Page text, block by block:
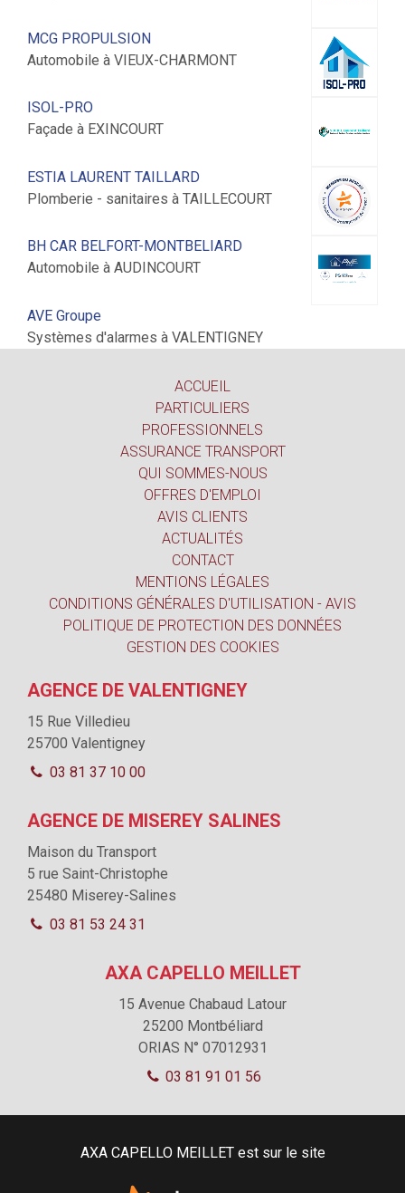
MCG PROPULSION
Automobile à VIEUX-CHARMONT
ISOL-PRO
Façade à EXINCOURT
ESTIA LAURENT TAILLARD
Plomberie - sanitaires à TAILLECOURT
BH CAR BELFORT-MONTBELIARD
Automobile à AUDINCOURT
AVE Groupe
Systèmes d'alarmes à VALENTIGNEY
ACCUEIL
PARTICULIERS
PROFESSIONNELS
ASSURANCE TRANSPORT
QUI SOMMES-NOUS
OFFRES D'EMPLOI
AVIS CLIENTS
ACTUALITÉS
CONTACT
MENTIONS LÉGALES
CONDITIONS GÉNÉRALES D'UTILISATION - AVIS
POLITIQUE DE PROTECTION DES DONNÉES
GESTION DES COOKIES
AGENCE DE VALENTIGNEY
15 Rue Villedieu
25700 Valentigney
03 81 37 10 00
AGENCE DE MISEREY SALINES
Maison du Transport
5 rue Saint-Christophe
25480 Miserey-Salines
03 81 53 24 31
AXA CAPELLO MEILLET
15 Avenue Chabaud Latour
25200 Montbéliard
ORIAS N° 07012931
03 81 91 01 56
AXA CAPELLO MEILLET est sur le site